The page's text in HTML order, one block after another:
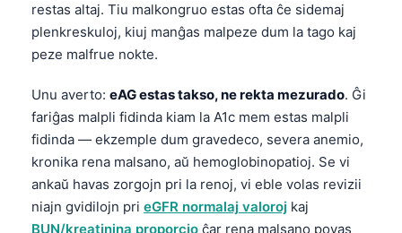
restas altaj. Tiu malkongruo estas ofta ĉe sidemaj
plenkreskuloj, kiuj manĝas malpeze dum la tago kaj
peze malfrue nokte.
Unu averto: eAG estas takso, ne rekta mezurado. Ĝi
fariĝas malpli fidinda kiam la A1c mem estas malpli
fidinda — ekzemple dum gravedeco, severa anemio,
kronika rena malsano, aŭ hemoglobinopatioj. Se vi
ankaŭ havas zorgojn pri la renoj, vi eble volas revizii
niajn gvidilojn pri eGFR normalaj valoroj kaj
BUN/kreatinina proporcio ĉar rena malsano povas